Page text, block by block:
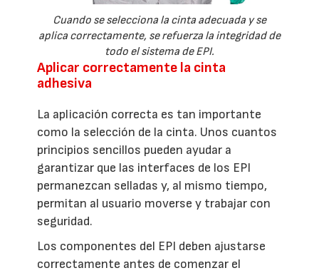
Cuando se selecciona la cinta adecuada y se
aplica correctamente, se refuerza la integridad de
todo el sistema de EPI.
Aplicar correctamente la cinta
adhesiva
La aplicación correcta es tan importante
como la selección de la cinta. Unos cuantos
principios sencillos pueden ayudar a
garantizar que las interfaces de los EPI
permanezcan selladas y, al mismo tiempo,
permitan al usuario moverse y trabajar con
seguridad.
Los componentes del EPI deben ajustarse
correctamente antes de comenzar el